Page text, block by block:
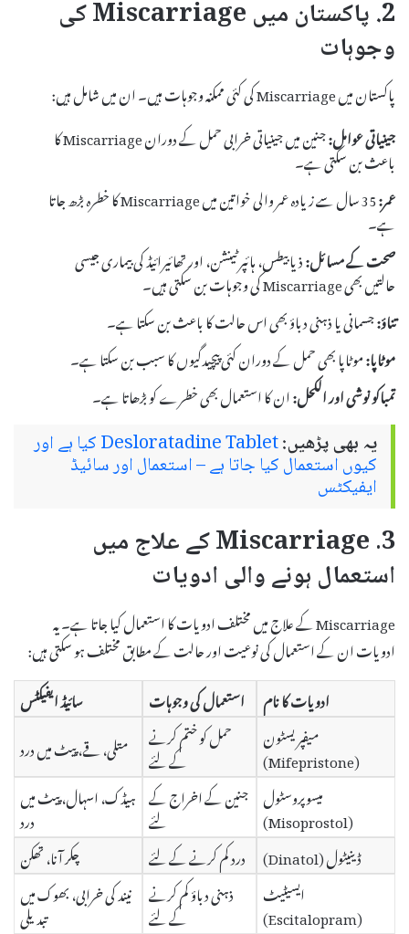
2. پاکستان میں Miscarriage کی
وجوہات
پاکستان میں Miscarriage کی کئی ممکنہ وجوہات ہیں۔ ان میں شامل ہیں:
جینیاتی عوامل:
جنین میں جینیاتی خرابی حمل کے دوران Miscarriage کا
باعث بن سکتی ہے۔
عمر:
35 سال سے زیادہ عمر والی خواتین میں Miscarriage کا خطرہ بڑھ جاتا
ہے۔
صحت کے مسائل:ذیابیطس، ہائپر ٹینشن، اور تھائیرائیڈ کی بیماری جیسی
حالتیں بھی Miscarriage کی وجوہات بن سکتی ہیں۔
تناؤ:جسمانی یا ذہنی دباؤ بھی اس حالت کا باعث بن سکتا ہے۔
موٹاپا:موٹاپا بھی حمل کے دوران کئی پیچیدگیوں کا سبب بن سکتا ہے۔
تمباکو نوشی اور الکحل:ان کا استعمال بھی خطرے کو بڑھاتا ہے۔
یہ بھی پڑھیں: Desloratadine Tablet کیا ہے اور
کیوں استعمال کیا جاتا ہے – استعمال اور سائیڈ
ایفیکٹس
3. Miscarriage کے علاج میں
استعمال ہونے والی ادویات
Miscarriage کے علاج میں مختلف ادویات کا استعمال کیا جاتا ہے۔ یہ
ادویات ان کے استعمال کی نوعیت اور حالت کے مطابق مختلف ہو سکتی ہیں:
ادویات کا نام استعمال کی وجوہات
سائیڈ ایفیکٹس
میفپریسٹون
(Mifepristone)
حمل کو ختم کرنے
کے لئے
متلی، قے، پیٹ میں درد
میسوپروسٹول
(Misoprostol)
جنین کے اخراج کے
لئے
ہیڈک، اسہال، پیٹ میں
درد
ڈینیٹول (Dinatol)
درد کم کرنے کے لئے
چکر آنا، تھکن
ایسیٹیٹ
(Escitalopram)
ذہنی دباؤ کم کرنے
کے لئے
نیند کی خرابی، بھوک میں
تبدیلی